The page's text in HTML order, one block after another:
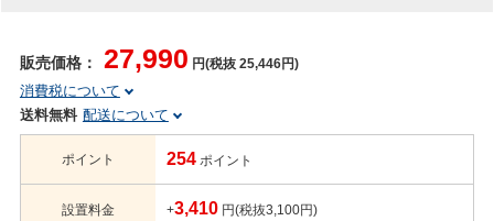
販売価格： 27,990 円(税抜 25,446円)
消費税について
送料無料 配送について
ポイント 254 ポイント
設置料金 +3,410 円(税抜3,100円)